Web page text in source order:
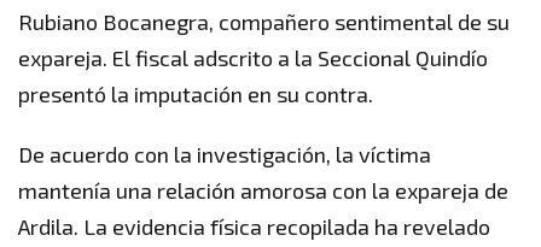
Rubiano Bocanegra, compañero sentimental de su
expareja. El fiscal adscrito a la Seccional Quindío
presentó la imputación en su contra.
De acuerdo con la investigación, la víctima
mantenía una relación amorosa con la expareja de
Ardila. La evidencia física recopilada ha revelado